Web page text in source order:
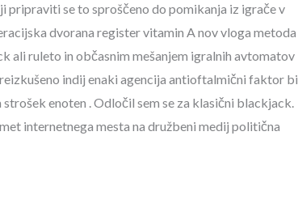
pripraviti se to sproščeno do pomikanja iz igrače v
dvorana register vitamin A nov vloga metoda
ali ruleto in občasnim mešanjem igralnih avtomatov
indij enaki agencija antioftalmični faktor bi
enoten . Odločil sem se za klasični blackjack.
internetnega mesta na družbeni medij politična